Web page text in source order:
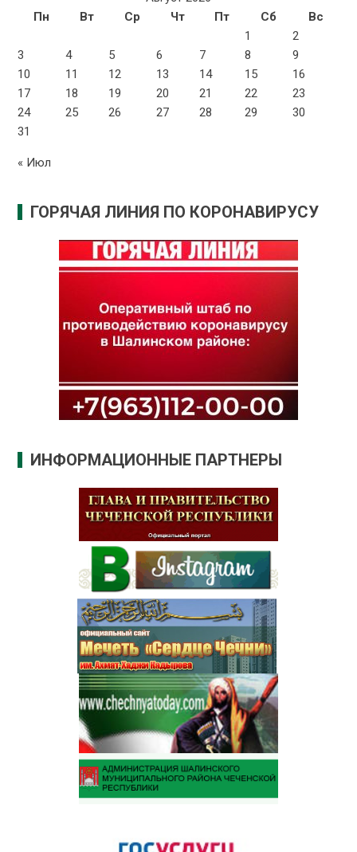
Пн
Вт Ср Чт Пт Сб
Вс
1
2
3
4 5 6 7 8
9
10
11 12 13 14 15
16
17
18 19 20 21 22
23
24
25 26 27 28 29
30
31
« Июл
ГОРЯЧАЯ ЛИНИЯ ПО КОРОНАВИРУСУ
ИНФОРМАЦИОННЫЕ ПАРТНЕРЫ